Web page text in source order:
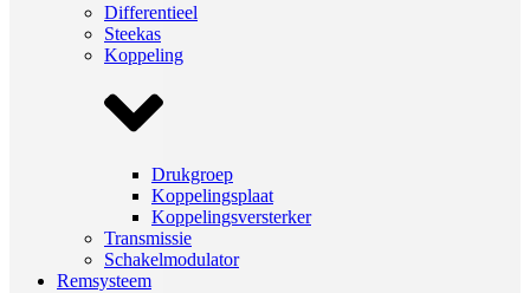
Differentieel
Steekas
Koppeling
Drukgroep
Koppelingsplaat
Koppelingsversterker
Transmissie
Schakelmodulator
Remsysteem